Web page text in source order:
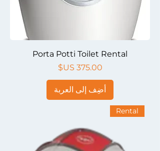
Porta Potti Toilet Rental
السعر
أضِف إلى العربة
Rental